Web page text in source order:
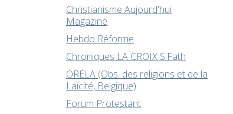
Christianisme Aujourd'hui
Magazine
Hebdo Réforme
Chroniques LA CROIX S.Fath
ORELA (Obs. des religions et de la
Laïcité, Belgique)
Forum Protestant